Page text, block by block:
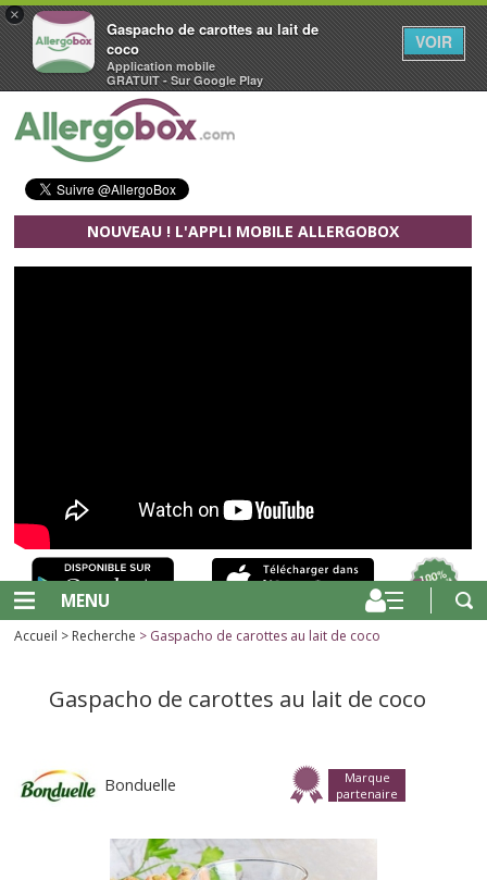
×
Gaspacho de carottes au lait de
coco
Application mobile
GRATUIT - Sur Google Play
VOIR
Aller au contenu principal
NOUVEAU ! L'APPLI MOBILE ALLERGOBOX
MENU
Accueil > Recherche > Gaspacho de carottes au lait de coco
Gaspacho de carottes au lait de coco
Bonduelle
Marque
partenaire